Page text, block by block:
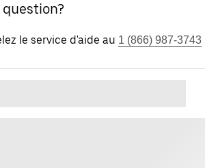
question?
le service d'aide au 1 (866) 987-3743